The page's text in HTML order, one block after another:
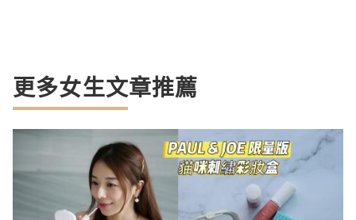
更多女生文章推薦